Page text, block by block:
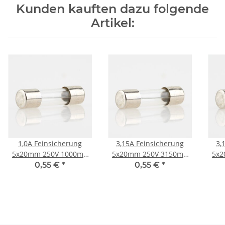
Kunden kauften dazu folgende
Artikel:
1,0A Feinsicherung
5x20mm 250V 1000mA
träge
0,55 € *
3,15A Feinsicherung
5x20mm 250V 3150mA
träge
0,55 € *